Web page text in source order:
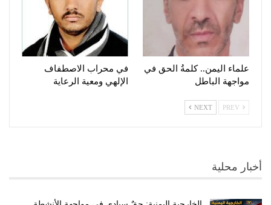
علماء اليمن.. كلمةُ الحق في
مواجهة الباطل
في محراب الاصطفاف
الإلهي ومعية الرعاية
NEXT
أخبار محلية